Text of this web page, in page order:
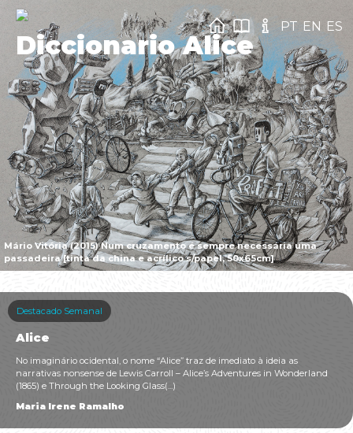
Mário Vitória (2015) Num cruzamento é sempre necessária uma
passadeira [tinta da china e acrílico s/papel, 50x65cm]
Diccionario Alice
PT EN ES
Destacado Semanal
Alice
No imaginário ocidental, o nome “Alice” traz de imediato à ideia as
narrativas nonsense de Lewis Carroll – Alice’s Adventures in Wonderland
(1865) e Through the Looking Glass(...)
Maria Irene Ramalho